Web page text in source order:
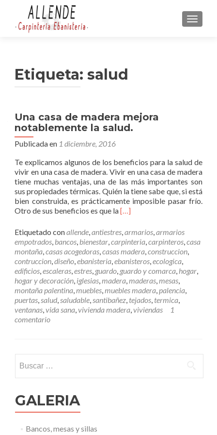
Etiqueta: salud
Una casa de madera mejora
notablemente la salud.
Publicada en 1 diciembre, 2016
Te explicamos algunos de los beneficios para la salud de
vivir en una casa de madera. Vivir en una casa de madera
tiene muchas ventajas, una de las más importantes son
sus propiedades térmicas. Quién la tiene sabe que, si está
bien construida, es prácticamente imposible pasar frío.
Otro de sus beneficios es que laL
e
r
m
á
s
U
n
a
c
e
[…]
Etiquetado conallende,antiestres,armarios,armarios
empotrados, bancos, bienestar,carpinteria,carpinteros,casa
montaña,casas acogedoras,casas madera,construccion,
contruccion,diseño,ebanisteria,ebanisteros,ecologica,
edificios,escaleras,estres, guardo, guardo y comarca, hogar,
hogar y decoración, iglesias,madera,maderas,mesas,
montaña palentina,muebles,muebles madera,palencia,
puertas,salud,saludable,santibañez, tejados, termica,
ventanas,vida sana,vivienda madera,viviendas
1
comentario
GALERIA
Bancos, mesas y sillas